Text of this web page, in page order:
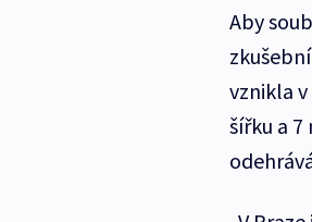
Aby
vznikla
šířku a 7